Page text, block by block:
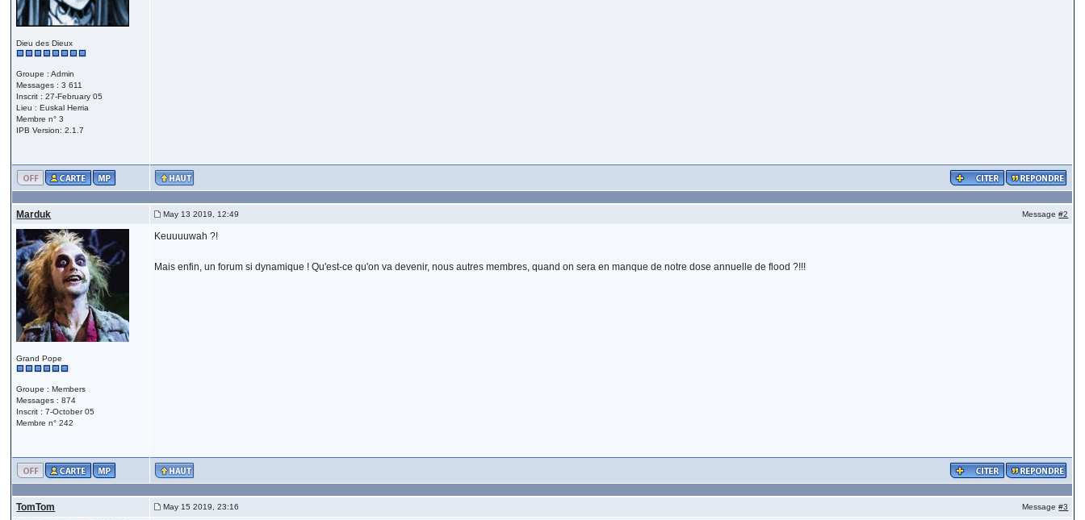
Dieu des Dieux
Groupe : Admin
Messages : 3 611
Inscrit : 27-February 05
Lieu : Euskal Herria
Membre n° 3
IPB Version: 2.1.7
Marduk May 13 2019, 12:49 Message#2
Grand Pope
Groupe : Members
Messages : 874
Inscrit : 7-October 05
Membre n° 242
Keuuuuwah ?!
Mais enfin, un forum si dynamique ! Qu'est-ce qu'on va devenir, nous autres membres, quand on sera en manque de notre dose annuelle de flood ?!!!
TomTom May 15 2019, 23:16 Message#3